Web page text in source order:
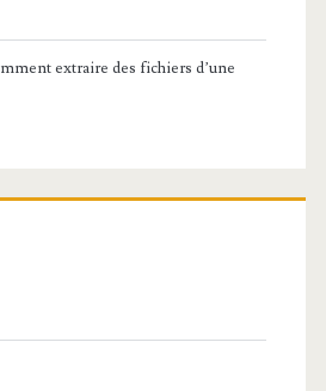
extraire des fichiers d’une